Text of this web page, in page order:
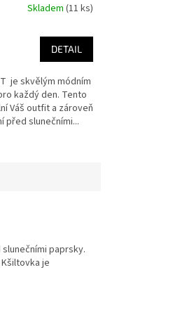
Skladem (11 ks)
DETAIL
je skvělým módním
každý den. Tento
Váš outfit a zároveň
před slunečními...
paprsky.
je